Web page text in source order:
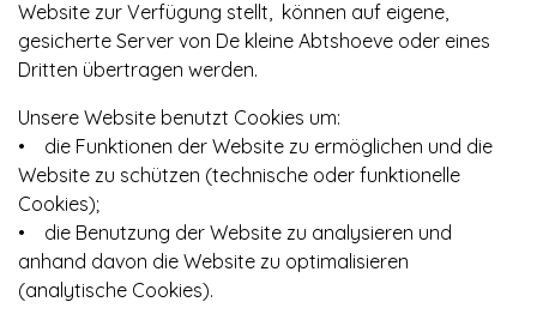
Website zur Verfügung stellt, können auf eigene,
gesicherte Server von De kleine Abtshoeve oder eines
Dritten übertragen werden.
Unsere Website benutzt Cookies um:
• die Funktionen der Website zu ermöglichen und die
Website zu schützen (technische oder funktionelle
Cookies);
• die Benutzung der Website zu analysieren und
anhand davon die Website zu optimalisieren
(analytische Cookies).